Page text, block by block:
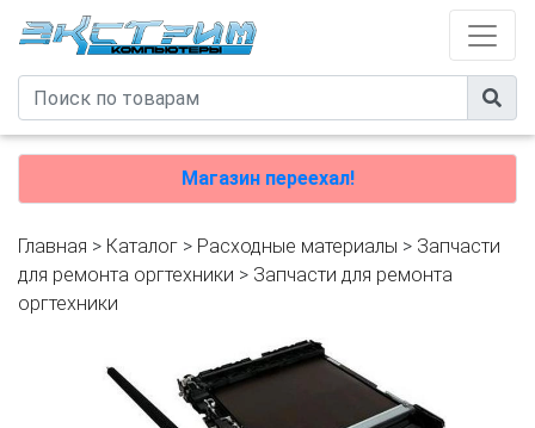
Магазин переехал!
Главная > Каталог > Расходные материалы > Запчасти
для ремонта оргтехники > Запчасти для ремонта
оргтехники